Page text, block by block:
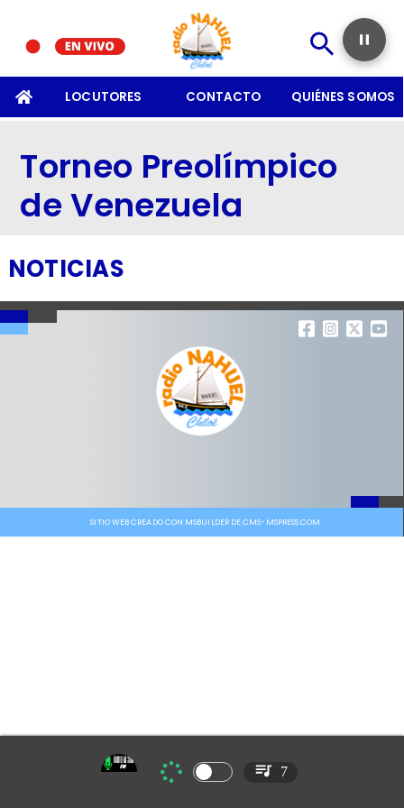
LOCUTORES CONTACTO QUIÉNES SOMOS
Torneo Preolímpico
de Venezuela
NOTICIAS
SITIO WEB CREADO CON MSBUILDER DE CMS-MSPRESS.COM
7